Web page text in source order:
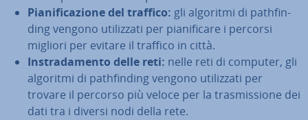
Pia­ni­fi­ca­zio­ne del traffico: gli algoritmi di pa­th­fin­
ding vengono uti­liz­za­ti per pia­ni­fi­ca­re i percorsi
migliori per evitare il traffico in città.
In­stra­da­men­to delle reti: nelle reti di computer, gli
algoritmi di pa­th­fin­ding vengono uti­liz­za­ti per
trovare il percorso più veloce per la tra­smis­sio­ne dei
dati tra i diversi nodi della rete.